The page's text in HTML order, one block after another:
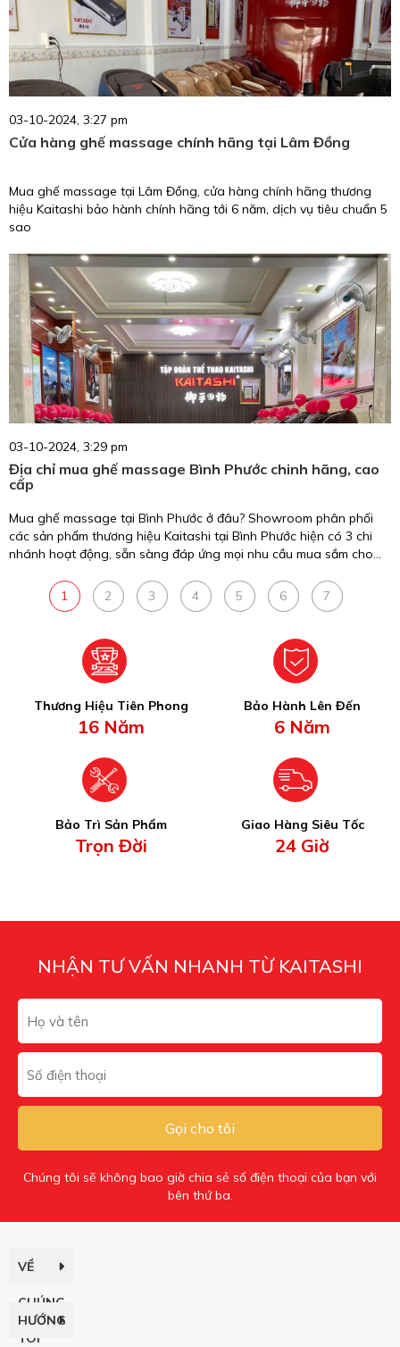
03-10-2024, 3:27 pm
Cửa hàng ghế massage chính hãng tại Lâm Đồng
Mua ghế massage tại Lâm Đồng, cửa hàng chính hãng thương
hiệu Kaitashi bảo hành chính hãng tới 6 năm, dịch vụ tiêu chuẩn 5
sao
03-10-2024, 3:29 pm
Địa chỉ mua ghế massage Bình Phước chinh hãng, cao
cấp
Mua ghế massage tại Bình Phước ở đâu? Showroom phân phối
các sản phẩm thương hiệu Kaitashi tại Bình Phước hiện có 3 chi
nhánh hoạt động, sẵn sàng đáp ứng mọi nhu cầu mua sắm cho
1
2 3 4 5 6 7
Thương Hiệu Tiên Phong
16 Năm
Bảo Hành Lên Đến
6 Năm
Bảo Trì Sản Phẩm
Trọn Đời
Giao Hàng Siêu Tốc
24 Giờ
NHẬN TƯ VẤN NHANH TỪ KAITASHI
Gọi cho tôi
Chúng tôi sẽ không bao giờ chia sẻ số điện thoại của bạn với
bên thứ ba.
VỀ
CHÚNG
TÔI
HƯỚNG